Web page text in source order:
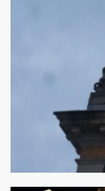
Image